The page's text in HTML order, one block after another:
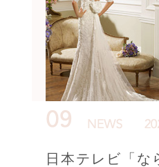
日本テレビ「な